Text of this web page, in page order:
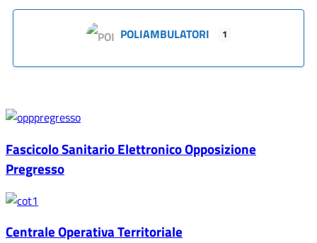
POLIAMBULATORI 1
Fascicolo Sanitario Elettronico Opposizione
Pregresso
Centrale Operativa Territoriale